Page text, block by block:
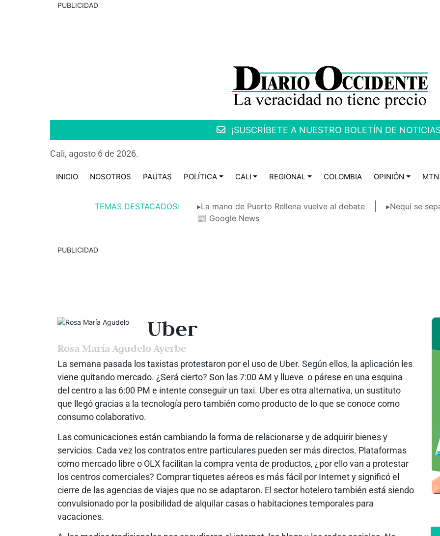
PUBLICIDAD
¡SUSCRÍBETE A NUESTRO BOLETÍN DE
Cali, agosto 6 de 2026.
INICIO NOSOTROS PAUTAS POLÍTICA CALI REGIONAL COLOMBIA OPINIÓN MTN
TEMAS DESTACADOS: ▸La mano de Puerto Rellena vuelve al debate
▸Nequi se
📰 Google News
PUBLICIDAD
Uber
Rosa María Agudelo Ayerbe
La semana pasada los taxistas protestaron por el uso de Uber. Según ellos, la aplicación les
viene quitando mercado. ¿Será cierto? Son las 7:00 AM y llueve o párese en una esquina
del centro a las 6:00 PM e intente conseguir un taxi. Uber es otra alternativa, un sustituto
que llegó gracias a la tecnología pero también como producto de lo que se conoce como
consumo colaborativo.
Las comunicaciones están cambiando la forma de relacionarse y de adquirir bienes y
servicios. Cada vez los contratos entre particulares pueden ser más directos. Plataformas
como mercado libre o OLX facilitan la compra venta de productos, ¿por ello van a protestar
los centros comerciales? Comprar tiquetes aéreos es más fácil por Internet y significó el
cierre de las agencias de viajes que no se adaptaron. El sector hotelero también está siendo
convulsionado por la posibilidad de alquilar casas o habitaciones temporales para
vacaciones.